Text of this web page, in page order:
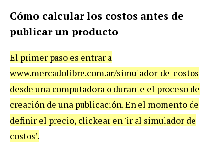
Cómo calcular los costos antes de
publicar un producto
El primer paso es entrar a
www.mercadolibre.com.ar/simulador-de-costos
desde una computadora o durante el proceso de
creación de una publicación. En el momento de
definir el precio, clickear en 'ir al simulador de
costos’.